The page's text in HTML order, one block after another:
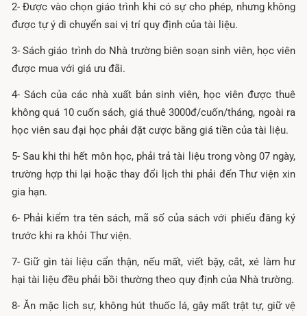
2- Được vào chọn giáo trình khi có sự cho phép, nhưng không
được tự ý di chuyển sai vị trí quy định của tài liệu.
3- Sách giáo trình do Nhà trường biên soạn sinh viên, học viên
được mua với giá ưu đãi.
4- Sách của các nhà xuất bản sinh viên, học viên được thuê
không quá 10 cuốn sách, giá thuê 3000đ/cuốn/tháng, ngoài ra
học viên sau đại học phải đặt cược bằng giá tiền của tài liệu.
5- Sau khi thi hết môn học, phải trả tài liệu trong vòng 07 ngày,
trường hợp thi lại hoặc thay đổi lịch thi phải đến Thư viện xin
gia hạn.
6- Phải kiểm tra tên sách, mã số của sách với phiếu đăng ký
trước khi ra khỏi Thư viện.
7- Giữ gìn tài liệu cẩn thận, nếu mất, viết bậy, cắt, xé làm hư
hại tài liệu đều phải bồi thường theo quy định của Nhà trường.
8- Ăn mặc lịch sự, không hút thuốc lá, gây mất trật tự, giữ vệ